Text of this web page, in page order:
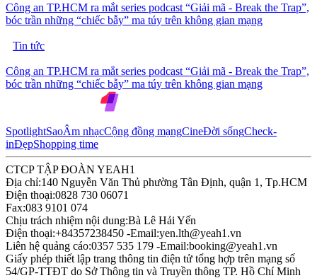
Công an TP.HCM ra mắt series podcast “Giải mã - Break the Trap”,
bóc trần những “chiếc bẫy” ma túy trên không gian mạng
Tin tức
Công an TP.HCM ra mắt series podcast “Giải mã - Break the Trap”,
bóc trần những “chiếc bẫy” ma túy trên không gian mạng
SpotlightSaoÂm nhạcCộng đồng mạngCineĐời sốngCheck-
inĐẹpShopping time
CTCP TẬP ĐOÀN YEAH1
Địa chỉ:140 Nguyễn Văn Thủ phường Tân Định, quận 1, Tp.HCM
Điện thoại:0828 730 06071
Fax:083 9101 074
Chịu trách nhiệm nội dung:Bà Lê Hải Yến
Điện thoại:+84357238450 -Email:yen.lth@yeah1.vn
Liên hệ quảng cáo:0357 535 179 -Email:booking@yeah1.vn
Giấy phép thiết lập trang thông tin điện tử tổng hợp trên mạng số
54/GP-TTĐT do Sở Thông tin và Truyền thông TP. Hồ Chí Minh